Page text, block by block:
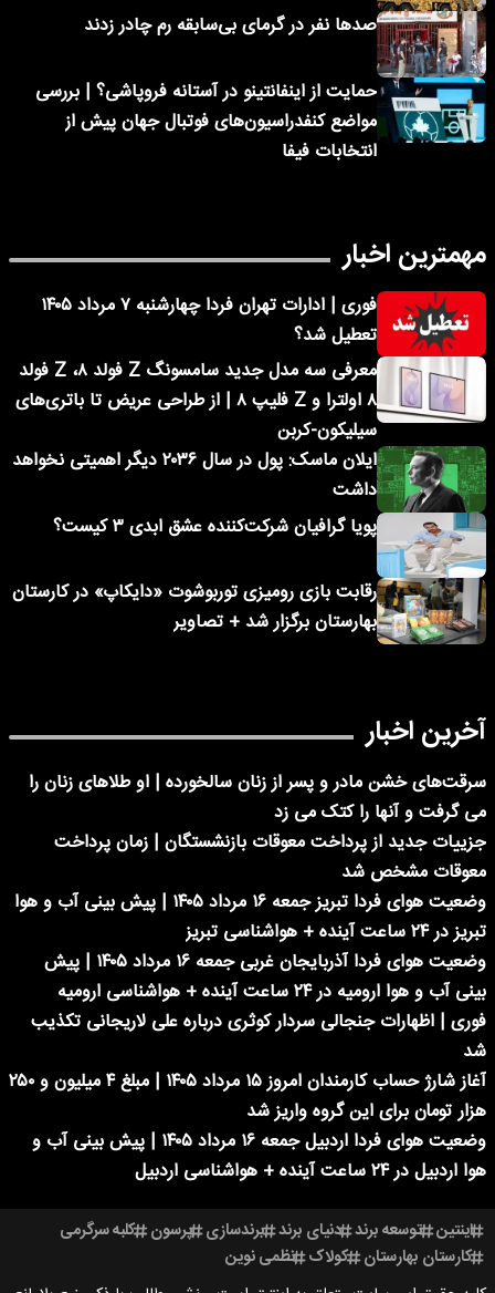
صدها نفر در گرمای بی‌سابقه رم چادر زدند
حمایت از اینفانتینو در آستانه فروپاشی؟ | بررسی
مواضع کنفدراسیون‌های فوتبال جهان پیش از
انتخابات فیفا
مهمترین اخبار
فوری | ادارات تهران فردا چهارشنبه ۷ مرداد ۱۴۰۵
تعطیل شد؟
معرفی سه مدل جدید سامسونگ Z فولد ۸، Z فولد
۸ اولترا و Z فلیپ ۸ | از طراحی عریض تا باتری‌های
سیلیکون-کربن
ایلان ماسک: پول در سال ۲۰۳۶ دیگر اهمیتی نخواهد
داشت
پویا گرافیان شرکت‌کننده عشق ابدی ۳ کیست؟
رقابت بازی رومیزی توربوشوت «دایکاپ» در کارستان
بهارستان برگزار شد + تصاویر
آخرین اخبار
سرقت‌های خشن مادر و پسر از زنان سالخورده | او طلاهای زنان را
می گرفت و آنها را کتک می زد
جزییات جدید از پرداخت معوقات بازنشستگان | زمان پرداخت
معوقات مشخص شد
وضعیت هوای فردا تبریز جمعه ۱۶ مرداد ۱۴۰۵ | پیش بینی آب و هوا
تبریز در ۲۴ ساعت آینده + هواشناسی تبریز
وضعیت هوای فردا آذربایجان غربی جمعه ۱۶ مرداد ۱۴۰۵ | پیش
بینی آب و هوا ارومیه در ۲۴ ساعت آینده + هواشناسی ارومیه
فوری | اظهارات جنجالی سردار کوثری درباره علی لاریجانی تکذیب
شد
آغاز شارژ حساب کارمندان امروز ۱۵ مرداد ۱۴۰۵ | مبلغ ۴ میلیون و ۲۵۰
هزار تومان برای این گروه واریز شد
وضعیت هوای فردا اردبیل جمعه ۱۶ مرداد ۱۴۰۵ | پیش بینی آب و
هوا اردبیل در ۲۴ ساعت آینده + هواشناسی اردبیل
اینتین توسعه برند دنیای برند برندسازی پرسون کلبه سرگرمی
کارستان بهارستان کولاک نظمی نوین